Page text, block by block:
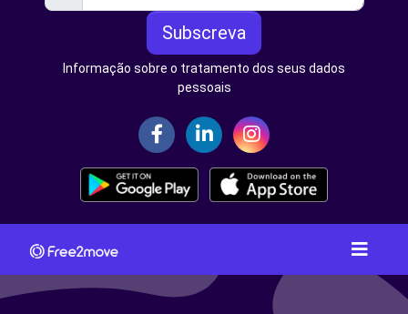
Subscreva
Informação sobre o tratamento dos seus dados
pessoais